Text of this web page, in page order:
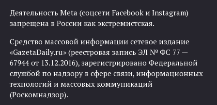
Деятельность Meta (соцсети Facebook и Instagram)
запрещена в России как экстремистская.
Средство массовой информации сетевое издание
«GazetaDaily.ru» (реестровая запись ЭЛ № ФС 77 —
67944 от 13.12.2016), зарегистрировано Федеральной
службой по надзору в сфере связи, информационных
технологий и массовых коммуникаций
(Роскомнадзор).